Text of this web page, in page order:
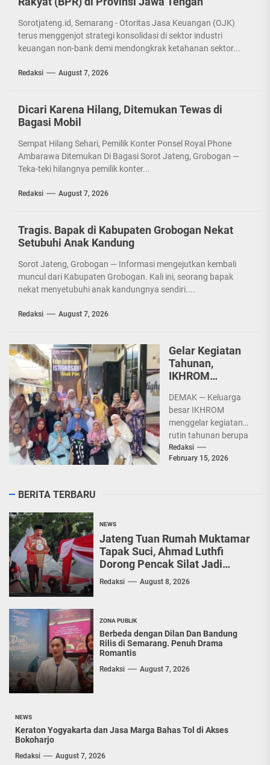
Sorotjateng.id, Semarang - Otoritas Jasa Keuangan (OJK)
terus menggenjot strategi konsolidasi di sektor industri
keuangan non-bank demi mendongkrak ketahanan sektor...
Redaksi August 7, 2026
Dicari Karena Hilang, Ditemukan Tewas di
Bagasi Mobil
Sempat Hilang Sehari, Pemilik Konter Ponsel Royal Phone
Ambarawa Ditemukan Di Bagasi Sorot Jateng, Grobogan —
Teka-teki hilangnya pemilik konter...
Redaksi August 7, 2026
Tragis. Bapak di Kabupaten Grobogan Nekat
Setubuhi Anak Kandung
Sorot Jateng, Grobogan — Informasi mengejutkan kembali
muncul dari Kabupaten Grobogan. Kali ini, seorang bapak
nekat menyetubuhi anak kandungnya sendiri....
Redaksi August 7, 2026
Gelar Kegiatan
Tahunan,
IKHROM
AKSI Indosiar
2025
DEMAK — Keluarga
besar IKHROM
menggelar kegiatan
rutin tahunan berupa
ziarah dan kirim do'a
ke makam almarhum
Redaksi
February 15, 2026
BERITA TERBARU
NEWS
Jateng Tuan Rumah Muktamar
Tapak Suci, Ahmad Luthfi
Dorong Pencak Silat Jadi
Penguat Persatuan Bangsa
Redaksi August 8, 2026
ZONA PUBLIK
Berbeda dengan Dilan Dan Bandung
Rilis di Semarang. Penuh Drama
Romantis
Redaksi August 7, 2026
NEWS
Keraton Yogyakarta dan Jasa Marga Bahas Tol di Akses
Bokoharjo
Redaksi August 7, 2026